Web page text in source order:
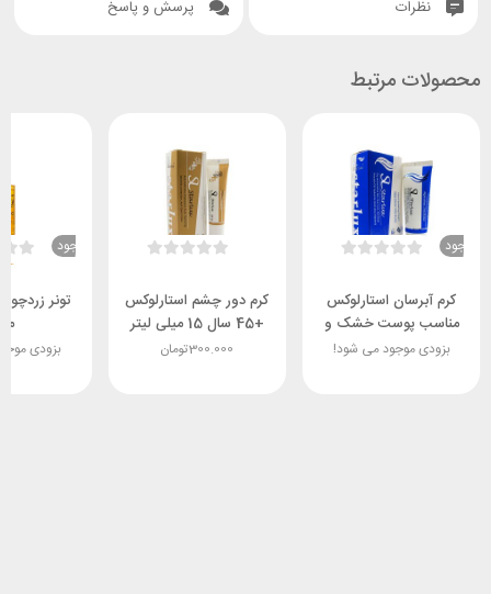
نظرات پرسش و پاسخ
محصولات مرتبط
ناموجود
کرم آبرسان استارلوکس
مناسب پوست خشک و
حساس 70 میلی لیتر
بزودی موجود می شود!
کرم دور چشم استارلوکس
+45 سال 15 میلی لیتر
spf30تومان300.000
ناموجود
بزودی